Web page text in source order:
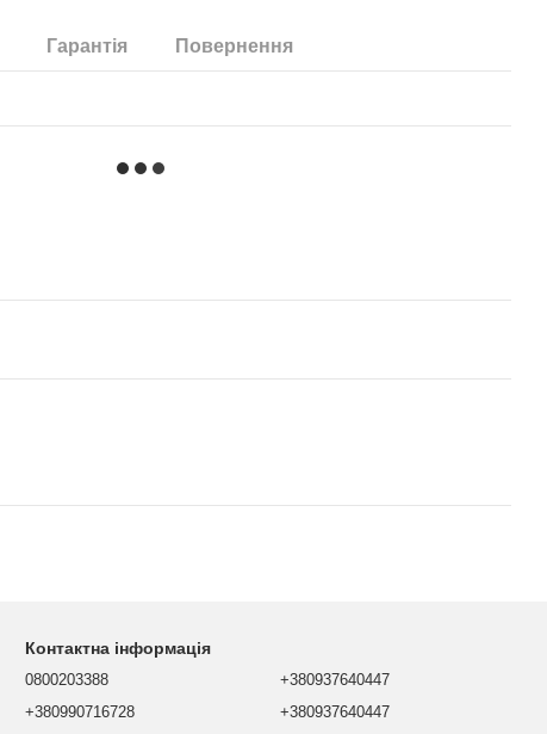
Гарантія Повернення
Контактна інформація
0800203388
+380990716728
+380937640447
+380937640447